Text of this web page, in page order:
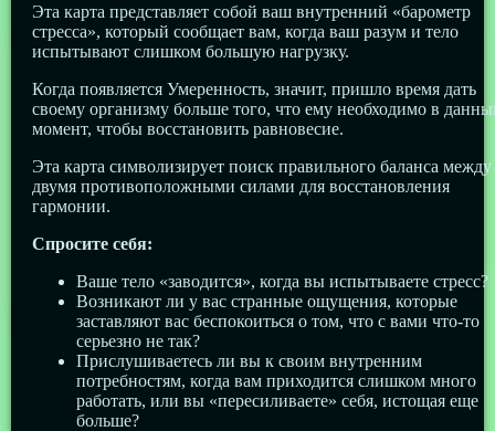
Эта карта представляет собой ваш внутренний «барометр
стресса», который сообщает вам, когда ваш разум и тело
испытывают слишком большую нагрузку.
Когда появляется Умеренность, значит, пришло время дать
своему организму больше того, что ему необходимо в
момент, чтобы восстановить равновесие.
Эта карта символизирует поиск правильного баланса между
двумя противоположными силами для восстановления
гармонии.
Спросите себя:
Ваше тело «заводится», когда вы испытываете стресс?
Возникают ли у вас странные ощущения, которые
заставляют вас беспокоиться о том, что с вами что-то
серьезно не так?
Прислушиваетесь ли вы к своим внутренним
потребностям, когда вам приходится слишком много
работать, или вы «пересиливаете» себя, истощая еще
больше?